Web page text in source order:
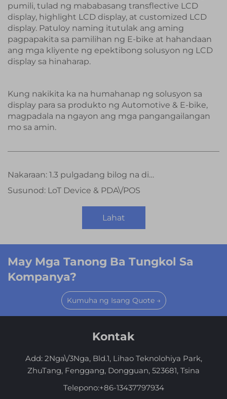
pumili, tulad ng mababasang transflective LCD
display, highlight LCD display, at customized LCD
display. Patuloy naming itutulak ang aming
pagpapakita sa pamilihan ng E-bike at hahandaan
ang mga kliyente ng epektibong solusyon ng LCD
display sa hinaharap.
Kung nakikita ka na humahanap ng solusyon sa
display para sa produkto ng Automotive & E-bike,
magpadala na ngayon ang mga pangangailangan
mo sa amin.
Nakaraan: 1.3 pulgadang bilog na display na rotary switch na may microcontroller na STM32
Susunod: LoT Device & PDA\/POS
Lahat
May Mga Tanong Ba Tungkol Sa
Kompanya?
Kumuha ng Isang Quote →
Kontak
Add: 2Nga\/3Nga, Bld.1, Lihao Teknolohiya Park,
ZhuTang, Fenggang, Dongguan, 523681, Tsina
Telepono:+86-13437797934